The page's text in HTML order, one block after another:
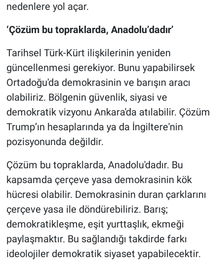
nedenlere yol açar.
‘Çözüm bu topraklarda, Anadolu’dadır’
Tarihsel Türk-Kürt ilişkilerinin yeniden
güncellenmesi gerekiyor. Bunu yapabilirsek
Ortadoğu'da demokrasinin ve barışın aracı
olabiliriz. Bölgenin güvenlik, siyasi ve
demokratik vizyonu Ankara'da atılabilir. Çözüm
Trump’ın hesaplarında ya da İngiltere'nin
pozisyonunda değildir.
Çözüm bu topraklarda, Anadolu'dadır. Bu
kapsamda çerçeve yasa demokrasinin kök
hücresi olabilir. Demokrasinin duran çarklarını
çerçeve yasa ile döndürebiliriz. Barış;
demokratikleşme, eşit yurttaşlık, ekmeği
paylaşmaktır. Bu sağlandığı takdirde farkı
ideolojiler demokratik siyaset yapabilecektir.